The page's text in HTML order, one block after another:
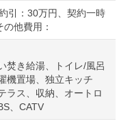
引：30万円、契約一時
他費用：
焚き給湯、トイレ/風呂
機置場、独立キッチ
ラス、収納、オートロ
、CATV